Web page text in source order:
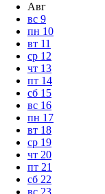
Авг
вс 9
пн 10
вт 11
ср 12
чт 13
пт 14
сб 15
вс 16
пн 17
вт 18
ср 19
чт 20
пт 21
сб 22